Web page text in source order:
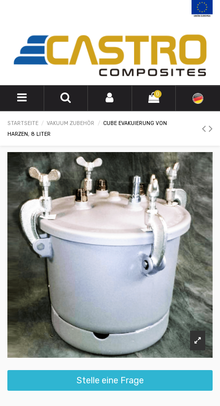
0
STARTSEITE VAKUUM ZUBEHÖR
CUBE EVAKUIERUNG VON
HARZEN, 8 LITER
Stelle eine Frage